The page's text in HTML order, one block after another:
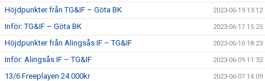
Höjdpunkter från TG&IF – Göta BK 2023-06-19 13:12
Inför: TG&IF – Göta BK 2023-06-17 15:25
Höjdpunkter från Alingsås IF – TG&IF 2023-06-10 18:23
Inför: Alingsås IF – TG&IF 2023-06-09 11:32
13/6 Freeplayen 24.000kr 2023-06-07 14:09